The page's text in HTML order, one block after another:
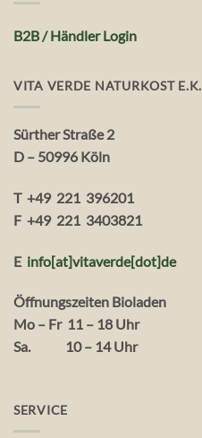
B2B / Händler Login
VITA VERDE NATURKOST E.K.
Sürther Straße 2
D – 50996 Köln
T +49 221 396201
F +49 221 3403821
E info[at]vitaverde[dot]de
Öffnungszeiten Bioladen
Mo – Fr 11 – 18 Uhr
Sa. 10 – 14 Uhr
SERVICE